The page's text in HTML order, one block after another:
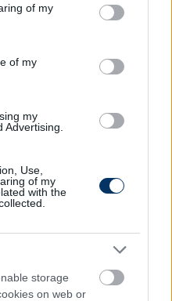
You may click to
and its third-party tags to
purposes in below Google
of my
of my
my
Advertising.
Use,
of my
with the
storage
on web or
az érintett hasi és
tramuát. Hiába
külön, vettem részt
erősen szúró
vált, hogy a
a téli pihenő
minél hamarabb.
7-10 napot pihennem
alatt gyógytornán és
részt venni. Ez
hogy amikor januárban
is 100%-os állapotban
csapattal együtt
munkát
nak.